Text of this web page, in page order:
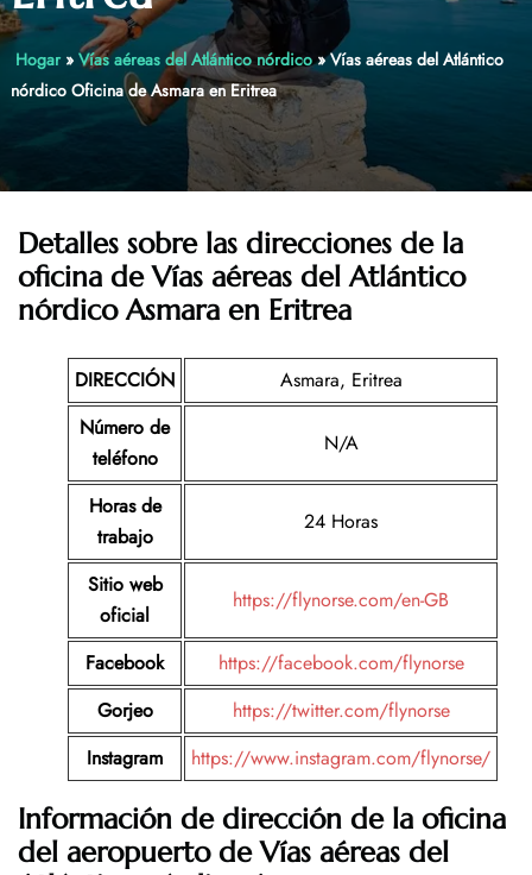
Hogar» Vías aéreas del Atlántico nórdico»Vías aéreas del Atlántico
nórdico Oficina de Asmara en Eritrea
Detalles sobre las direcciones de la
oficina de Vías aéreas del Atlántico
nórdico Asmara en Eritrea
DIRECCIÓN
Asmara, Eritrea
Número de
teléfono
N/A
Horas de
trabajo
24 Horas
Sitio web
oficial
https://flynorse.com/en-GB
Facebook
https://facebook.com/flynorse
Gorjeo
https://twitter.com/flynorse
Instagram
https://www.instagram.com/flynorse/
Información de dirección de la oficina
del aeropuerto de Vías aéreas del